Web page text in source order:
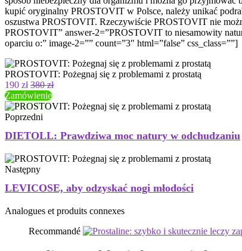
kupić oryginalny PROSTOVIT w Polsce, należy unikać
oszustwa PROSTOVIT. Rzeczywiście PROSTOVIT nie
PROSTOVIT” answer-2=”PROSTOVIT to niesamowity
oparciu o:” image-2=”” count=”3″ html=”false” css_class=””]
PROSTOVIT: Pożegnaj się z problemami z prostatą
190 zł380 zł
Zamówienie
Poprzedni
DIETOLL: Prawdziwa moc natury w odchudzaniu
Następny
LEVICOSE, aby odzyskać nogi młodości
Analogues et produits connexes
Recommandé